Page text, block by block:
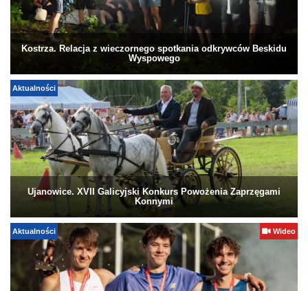
Kostrza. Relacja z wieczornego spotkania odkrywców Beskidu
Wyspowego
Aktualności
Ujanowice. XVII Galicyjski Konkurs Powożenia Zaprzęgami
Konnymi
Aktualności Wideo